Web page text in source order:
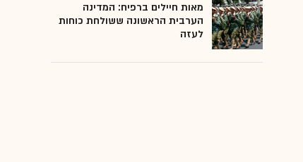
מאות חיילים ברפיח: המדינה
הערבית הראשונה ששולחת כוחות
לעזה